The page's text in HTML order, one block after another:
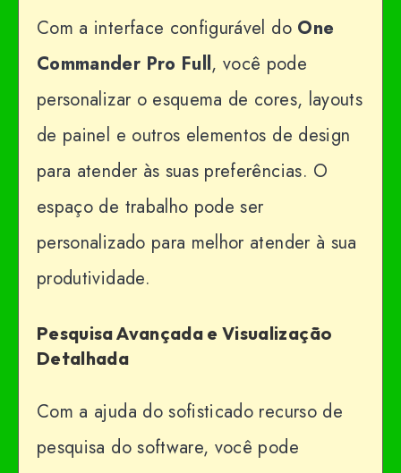
Com a interface configurável do One
Commander Pro Full, você pode
personalizar o esquema de cores, layouts
de painel e outros elementos de design
para atender às suas preferências. O
espaço de trabalho pode ser
personalizado para melhor atender à sua
produtividade.
Pesquisa Avançada e Visualização
Detalhada
Com a ajuda do sofisticado recurso de
pesquisa do software, você pode